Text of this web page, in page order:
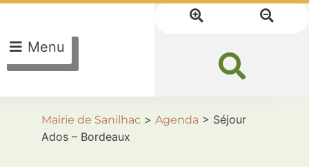
Menu
Mairie de Sanilhac > Agenda > Séjour
Ados – Bordeaux